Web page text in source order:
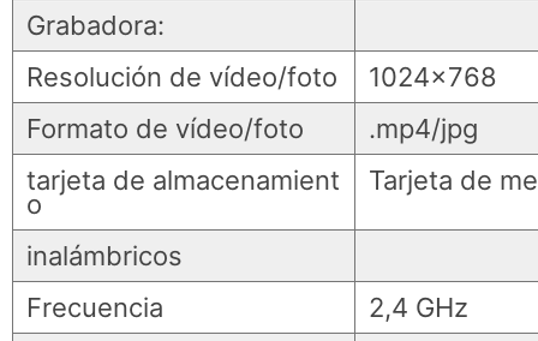
Grabadora:
Resolución de vídeo/foto
1024x768
Formato de vídeo/foto
.mp4/jpg
tarjeta de almacenamient
o
Tarjeta de
inalámbricos
Frecuencia
2,4 GHz